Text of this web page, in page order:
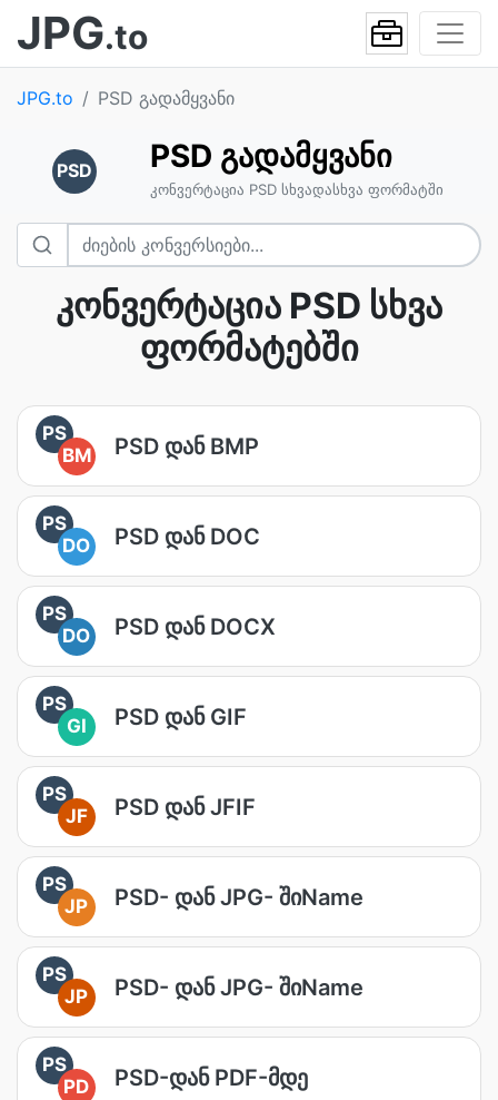
JPG.to
JPG.to PSD გადამყვანი
PSD PSD გადამყვანი
კონვერტაცია PSD სხვადასხვა ფორმატში
კონვერტაცია PSD სხვა
ფორმატებში
PS
BM
PSD დან BMP
PS
DO
PSD დან DOC
PS
DO
PSD დან DOCX
PS
GI
PSD დან GIF
PS
JF
PSD დან JFIF
PS
JP
PSD- დან JPG- შიName
PS
JP
PSD- დან JPG- შიName
PS
PD
PSD-დან PDF-მდე